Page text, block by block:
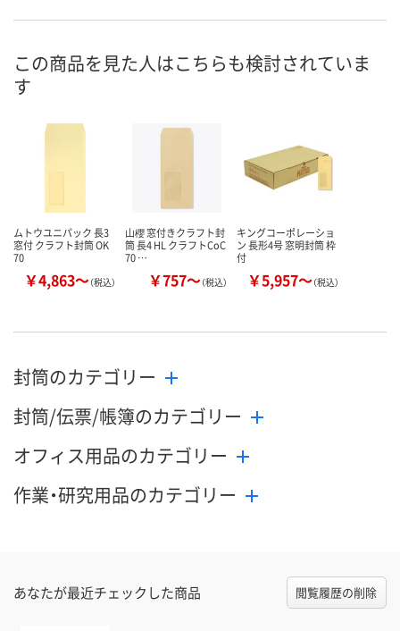
8月24日（月）まで
カゴへ
この商品を見た人はこちらも検討されていま
す
ムトウユニパック 長3
窓付 クラフト封筒 OK
70
￥4,863～（税込）
山櫻 窓付きクラフト封
筒 長4 HL クラフトCoC
70 …
￥757～（税込）
キングコーポレーショ
ン 長形4号 窓明封筒 枠
付
￥5,957～（税込）
封筒のカテゴリー
封筒/伝票/帳簿のカテゴリー
オフィス用品のカテゴリー
作業・研究用品のカテゴリー
あなたが最近チェックした商品 閲覧履歴の削除